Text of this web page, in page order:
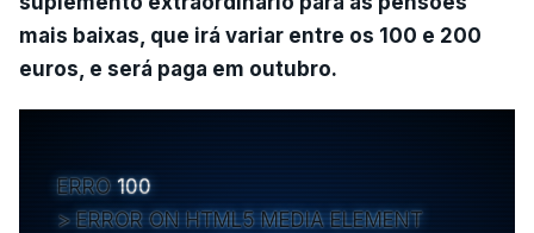
mais baixas, que irá variar entre os 100 e 200
euros, e será paga em outubro.
ERRO 100
ERROR ON HTML5 MEDIA ELEMENT